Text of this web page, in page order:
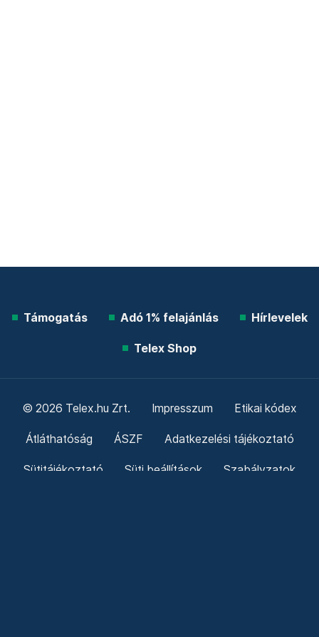
Támogatás Adó 1% felajánlás Hírlevelek
Telex Shop
© 2026 Telex.hu Zrt. Impresszum Etikai kódex
Átláthatóság ÁSZF Adatkezelési tájékoztató
Sütitájékoztató Süti beállítások Szabályzatok